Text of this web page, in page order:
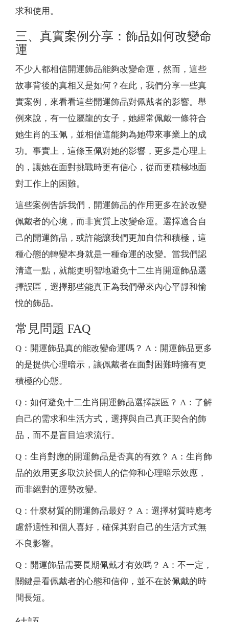
求和使用。
三、真實案例分享：飾品如何改變命
運
不少人都相信開運飾品能夠改變命運，然而，這些
故事背後的真相又是如何？在此，我們分享一些真
實案例，來看看這些開運飾品對佩戴者的影響。舉
例來說，有一位屬龍的女子，她經常佩戴一條符合
她生肖的玉佩，並相信這能夠為她帶來事業上的成
功。事實上，這條玉佩對她的影響，更多是心理上
的，讓她在面對挑戰時更有信心，從而更積極地面
對工作上的困難。
這些案例告訴我們，開運飾品的作用更多在於改變
佩戴者的心境，而非實質上改變命運。選擇適合自
己的開運飾品，或許能讓我們更加自信和積極，這
種心態的轉變本身就是一種命運的改變。當我們認
清這一點，就能更明智地避免十二生肖開運飾品選
擇誤區，選擇那些能真正為我們帶來內心平靜和愉
悅的飾品。
常見問題 FAQ
Q：開運飾品真的能改變命運嗎？ A：開運飾品更多
的是提供心理暗示，讓佩戴者在面對困難時擁有更
積極的心態。
Q：如何避免十二生肖開運飾品選擇誤區？ A：了解
自己的需求和生活方式，選擇與自己真正契合的飾
品，而不是盲目追求流行。
Q：生肖對應的開運飾品是否真的有效？ A：生肖飾
品的效用更多取決於個人的信仰和心理暗示效應，
而非絕對的運勢改變。
Q：什麼材質的開運飾品最好？ A：選擇材質時應考
慮舒適性和個人喜好，確保其對自己的生活方式無
不良影響。
Q：開運飾品需要長期佩戴才有效嗎？ A：不一定，
關鍵是看佩戴者的心態和信仰，並不在於佩戴的時
間長短。